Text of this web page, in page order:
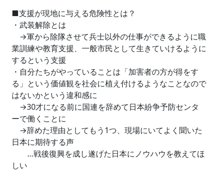
■支援が現地に与える危険性とは？
・武装解除とは
→軍から除隊させて兵士以外の仕事ができるように職
業訓練や教育支援、一般市民として生きていけるように
するという支援
・自分たちがやっていることは「加害者の方が得をす
る」という価値観を社会に植え付けるようなことなので
はないかという違和感に
→30才になる前に国連を辞めて日本紛争予防センタ
ーで働くことに
→辞めた理由としてもう1つ、現場にいてよく聞いた
日本に期待する声
…戦後復興を成し遂げた日本にノウハウを教えてほ
しい